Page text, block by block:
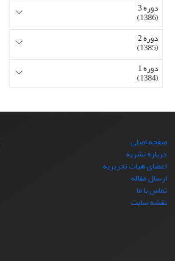
دوره 3
(1386)
دوره 2
(1385)
دوره 1
(1384)
صفحه اصلی
درباره نشریه
اعضای هیات تحریریه
ارسال مقاله
تماس با ما
نقشه سایت